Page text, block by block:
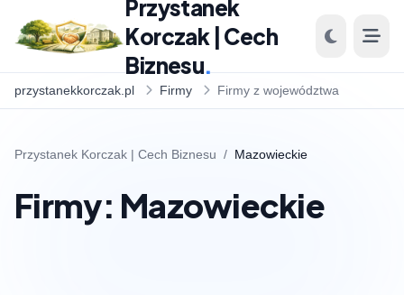
Przystanek
Korczak | Cech
Biznesu.
przystanekkorczak.pl Firmy Firmy z województwa
Przystanek Korczak | Cech Biznesu / Mazowieckie
Firmy: Mazowieckie